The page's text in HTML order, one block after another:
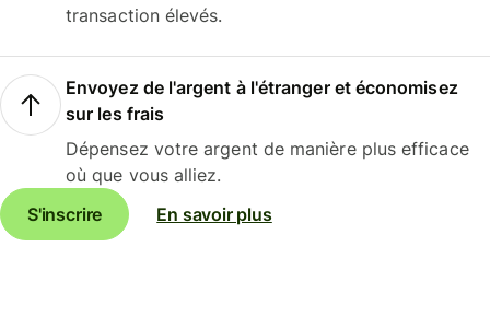
transaction élevés.
Envoyez de l'argent à l'étranger et économisez
sur les frais
Dépensez votre argent de manière plus efficace
où que vous alliez.
S'inscrire
En savoir plus